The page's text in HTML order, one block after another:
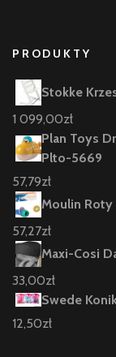
PRODUKTY
Stokke
1 099,00zł
Plan Toys
Plto-5669
57,79zł
Moulin Roty
57,27zł
Maxi-Cosi
33,00zł
Swede
12,50zł